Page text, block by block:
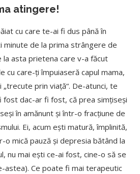
atingere!
cu care te-ai fi dus până în
minute de la prima strângere de
la asta prietena care v-a făcut
cu care-ți împuiaseră capul mama,
„trecute prin viață“. De-atunci, te
fost dac-ar fi fost, că prea simțiseși
în amănunt și într-o fracțiune de
Ei, acum ești matură, împlinită,
o mică pauză și depresia bătând la
nu mai ești ce-ai fost, cine-o să se
astea). Ce poate fi mai terapeutic